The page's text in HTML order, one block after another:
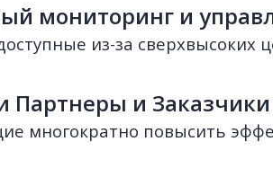
мониторинг и
из-за сверхвысоких
Партнеры и
многократно повысить